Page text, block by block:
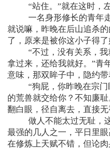
“站住。”就在这时，左
一名身形修长的青年走
就说嘛，昨晚在后山追杀
了，原来是被你这小子得了
“不过，没有关系，我
拿过来，还给我就好。”青
意味，那双眸子中，隐约带
“狗屁，你昨晚在宗门
的荒兽就交给你？不知廉
翻白眼，径自离去，直接无
做人不能太过无耻，这
最强的几人之一，平日里
在修炼上天赋不错，但论